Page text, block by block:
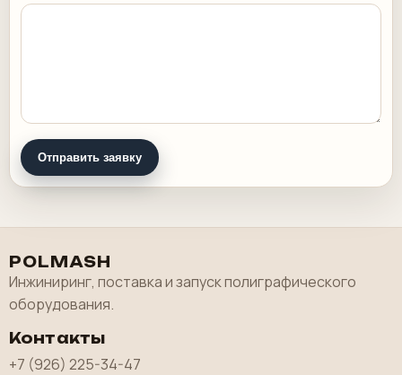
Отправить заявку
POLMASH
Инжиниринг, поставка и запуск полиграфического
оборудования.
Контакты
+7 (926) 225-34-47